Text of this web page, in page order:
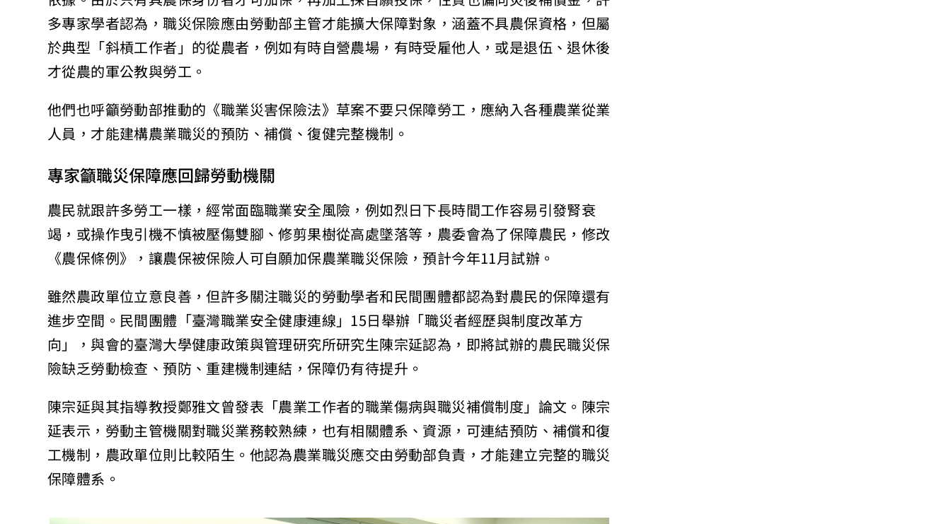
多專家學者認為，職災保險應由勞動部主管才能擴大保障對象，涵蓋不具農保資格，但屬
於典型「斜槓工作者」的從農者，例如有時自營農場，有時受雇他人，或是退伍、退休後
才從農的軍公教與勞工。
他們也呼籲勞動部推動的《職業災害保險法》草案不要只保障勞工，應納入各種農業從業
人員，才能建構農業職災的預防、補償、復健完整機制。
專家籲職災保障應回歸勞動機關
農民就跟許多勞工一樣，經常面臨職業安全風險，例如烈日下長時間工作容易引發腎衰
竭，或操作曳引機不慎被壓傷雙腳、修剪果樹從高處墜落等，農委會為了保障農民，修改
《農保條例》，讓農保被保險人可自願加保農業職災保險，預計今年11月試辦。
雖然農政單位立意良善，但許多關注職災的勞動學者和民間團體都認為對農民的保障還有
進步空間。民間團體「臺灣職業安全健康連線」15日舉辦「職災者經歷與制度改革方
向」，與會的臺灣大學健康政策與管理研究所研究生陳宗延認為，即將試辦的農民職災保
險缺乏勞動檢查、預防、重建機制連結，保障仍有待提升。
陳宗延與其指導教授鄭雅文曾發表「農業工作者的職業傷病與職災補償制度」論文。陳宗
延表示，勞動主管機關對職災業務較熟練，也有相關體系、資源，可連結預防、補償和復
工機制，農政單位則比較陌生。他認為農業職災應交由勞動部負責，才能建立完整的職災
保障體系。